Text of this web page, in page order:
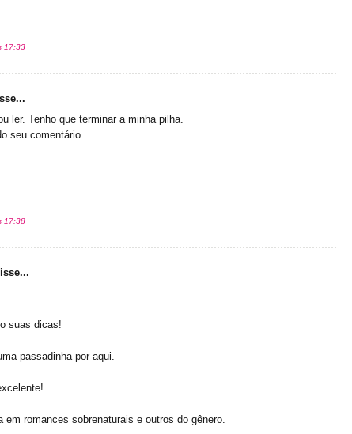
17:33
ler. Tenho que terminar a minha pilha.
seu comentário.
17:38
suas dicas!
passadinha por aqui.
em romances sobrenaturais e outros do gênero.